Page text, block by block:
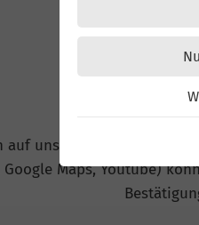
auf unserer Website
Google Maps, Youtube)